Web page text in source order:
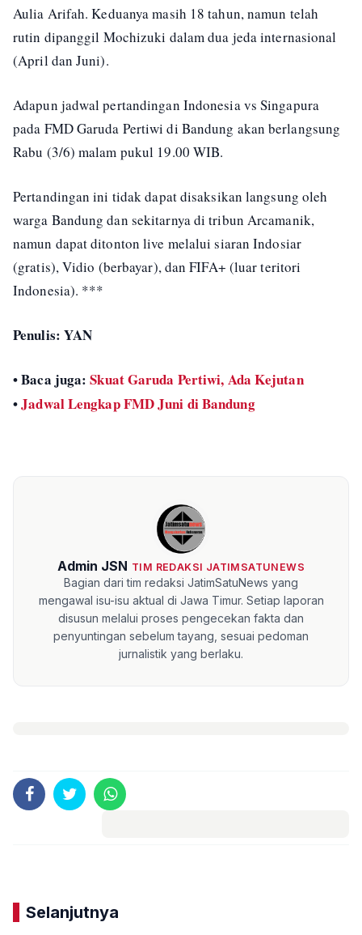
Aulia Arifah. Keduanya masih 18 tahun, namun telah
rutin dipanggil Mochizuki dalam dua jeda internasional
(April dan Juni).
Adapun jadwal pertandingan Indonesia vs Singapura
pada FMD Garuda Pertiwi di Bandung akan berlangsung
Rabu (3/6) malam pukul 19.00 WIB.
Pertandingan ini tidak dapat disaksikan langsung oleh
warga Bandung dan sekitarnya di tribun Arcamanik,
namun dapat ditonton live melalui siaran Indosiar
(gratis), Vidio (berbayar), dan FIFA+ (luar teritori
Indonesia). ***
Penulis: YAN
• Baca juga:Skuat Garuda Pertiwi, Ada Kejutan
•Jadwal Lengkap FMD Juni di Bandung
Admin JSN TIM REDAKSI JATIMSATUNEWS
Bagian dari tim redaksi JatimSatuNews yang
mengawal isu-isu aktual di Jawa Timur. Setiap laporan
disusun melalui proses pengecekan fakta dan
penyuntingan sebelum tayang, sesuai pedoman
jurnalistik yang berlaku.
Selanjutnya